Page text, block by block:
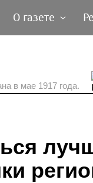
О газете
в мае 1917 года.